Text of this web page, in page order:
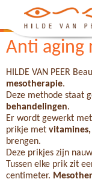
Anti aging
HILDE VAN PEER
mesotherapie.
Deze methode staat
behandelingen.
Er wordt gewerkt
prikje met
brengen.
Deze prikjes zijn
Tussen elke prik zit
centimeter.